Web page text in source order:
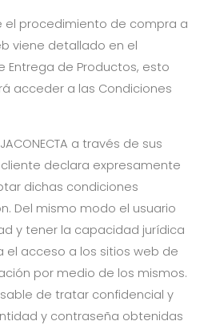
el procedimiento de compra a
viene detallado en el
de Productos, esto
acceder a las Condiciones
a través de sus
declara expresamente
dichas condiciones
Del mismo modo el usuario
y tener la capacidad jurídica
el acceso a los sitios web de
por medio de los mismos.
de tratar confidencial y
y contraseña obtenidas